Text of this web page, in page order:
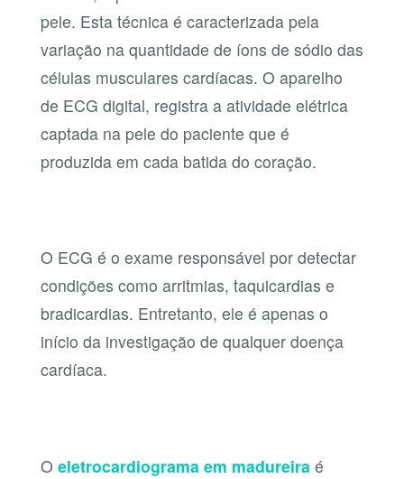
pele. Esta técnica é caracterizada pela
variação na quantidade de íons de sódio das
células musculares cardíacas. O aparelho
de ECG digital, registra a atividade elétrica
captada na pele do paciente que é
produzida em cada batida do coração.
O ECG é o exame responsável por detectar
condições como arritmias, taquicardias e
bradicardias. Entretanto, ele é apenas o
início da investigação de qualquer doença
cardíaca.
O eletrocardiograma em madureiraé